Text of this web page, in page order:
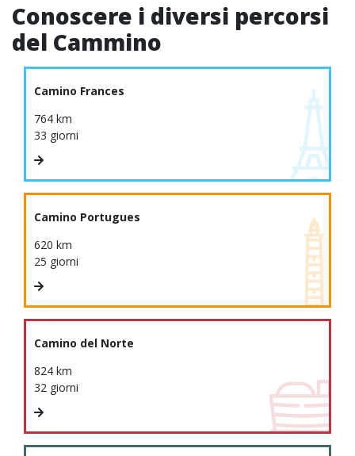
Conoscere i diversi percorsi
del Cammino
Camino Frances
764 km
33 giorni
Camino Portugues
620 km
25 giorni
Camino del Norte
824 km
32 giorni